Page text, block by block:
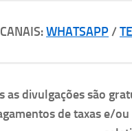
WHATSAPP/
as divulgações são
de taxas e/